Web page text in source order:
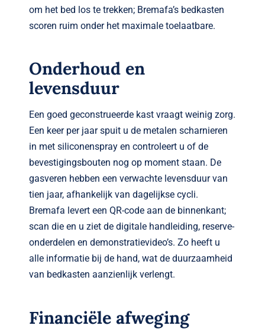
om het bed los te trekken; Bremafa’s bedkasten
scoren ruim onder het maximale toelaatbare.
Onderhoud en
levensduur
Een goed geconstrueerde kast vraagt weinig zorg.
Een keer per jaar spuit u de metalen scharnieren
in met siliconenspray en controleert u of de
bevestigings­bouten nog op moment staan. De
gasveren hebben een verwachte levensduur van
tien jaar, afhankelijk van dagelijkse cycli.
Bremafa levert een QR-code aan de binnenkant;
scan die en u ziet de digitale handleiding, reserve­
onderdelen en demonstratie­video’s. Zo heeft u
alle informatie bij de hand, wat de duurzaamheid
van bedkasten aanzienlijk verlengt.
Financiële afweging